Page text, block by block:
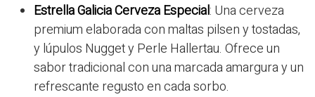
Estrella Galicia Cerveza Especial: Una cerveza
premium elaborada con maltas pilsen y tostadas,
y lúpulos Nugget y Perle Hallertau. Ofrece un
sabor tradicional con una marcada amargura y un
refrescante regusto en cada sorbo.